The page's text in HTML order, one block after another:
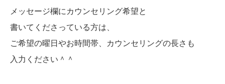
メッセージ欄にカウンセリング希望と
書いてくださっている方は、
ご希望の曜日やお時間帯、カウンセリングの長さも
入力ください＾＾